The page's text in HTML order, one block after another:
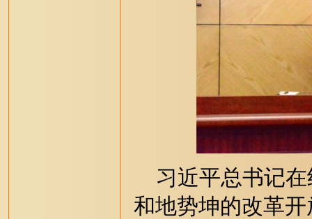
习近平总书记在
和地势坤的改革